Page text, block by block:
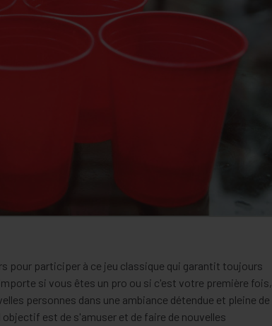
pour participer à ce jeu classique qui garantit toujours
si vous êtes un pro ou si c'est votre première fois,
personnes dans une ambiance détendue et pleine de
est de s'amuser et de faire de nouvelles